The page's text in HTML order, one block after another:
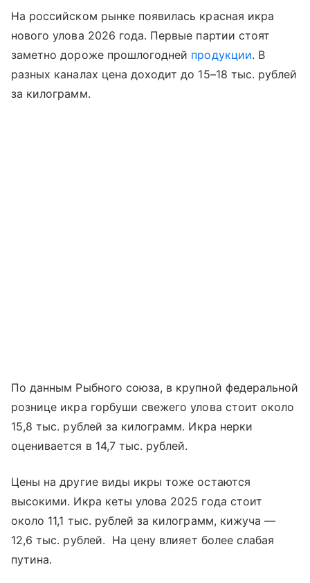
На российском рынке появилась красная икра
нового улова 2026 года. Первые партии стоят
заметно дороже прошлогодней продукции. В
разных каналах цена доходит до 15–18 тыс. рублей
за килограмм.
По данным Рыбного союза, в крупной федеральной
рознице икра горбуши свежего улова стоит около
15,8 тыс. рублей за килограмм. Икра нерки
оценивается в 14,7 тыс. рублей.
Цены на другие виды икры тоже остаются
высокими. Икра кеты улова 2025 года стоит
около 11,1 тыс. рублей за килограмм, кижуча —
12,6 тыс. рублей. На цену влияет более слабая
путина.